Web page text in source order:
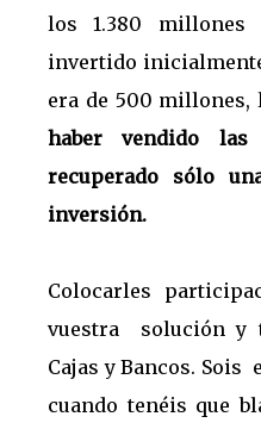
los 1.380 millones
invertido
era de 500 millones,
haber vendido las
recuperado sólo
inversión.
Colocarles
vuestra solución y
Cajas y Bancos. Sois
cuando tenéis que